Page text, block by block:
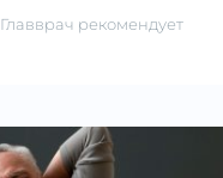
Главврач рекомендует